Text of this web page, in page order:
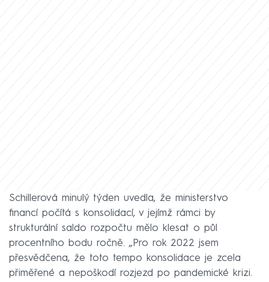
Schillerová minulý týden uvedla, že ministerstvo
financí počítá s konsolidací, v jejímž rámci by
strukturální saldo rozpočtu mělo klesat o půl
procentního bodu ročně. „Pro rok 2022 jsem
přesvědčena, že toto tempo konsolidace je zcela
přiměřené a nepoškodí rozjezd po pandemické krizi.